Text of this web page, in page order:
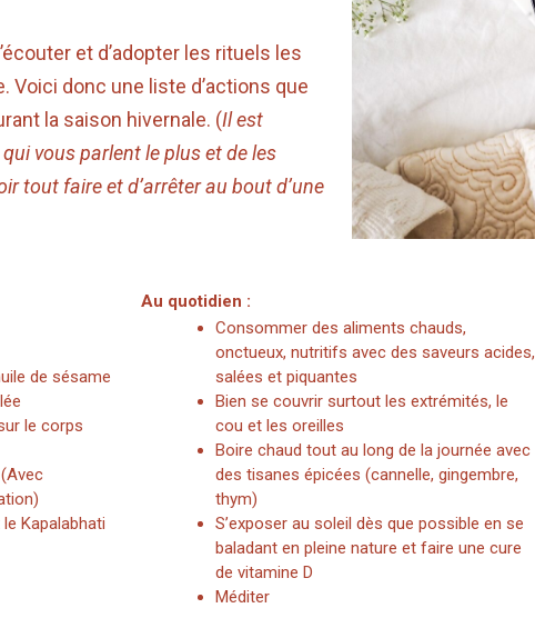
et d’adopter les rituels les
Voici donc une liste d’actions que
la saison hivernale. (Il est
vous parlent le plus et de les
tout faire et d’arrêter au bout d’une
de sésame
le corps
Kapalabhati
Au quotidien :
Consommer des aliments chauds,
onctueux, nutritifs avec des saveurs acides,
salées et piquantes
Bien se couvrir surtout les extrémités, le
cou et les oreilles
Boire chaud tout au long de la journée avec
des tisanes épicées (cannelle, gingembre,
thym)
S’exposer au soleil dès que possible en se
baladant en pleine nature et faire une cure
de vitamine D
Méditer